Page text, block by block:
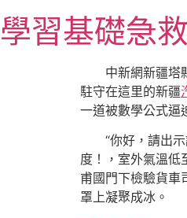
至
主
學習基礎急
中新網新疆塔
駐守在這里的新疆
一道被數學公式逼
“你好，請出
度！，室外氣溫低
甫國門下檢驗貨車
罩上凝聚成冰。